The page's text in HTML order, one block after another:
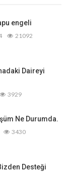
engeli
21092
Daireyi
3929
Ne Durumda.
3430
Desteği